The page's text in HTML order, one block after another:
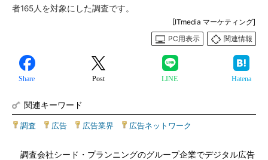
者165人を対象にした調査です。
[ITmedia マーケティング]
PC用表示
関連情報
Share Post LINE Hatena
関連キーワード
調査 広告 広告業界 広告ネットワーク
調査会社シード・プランニングのグループ企業でデジタル広告